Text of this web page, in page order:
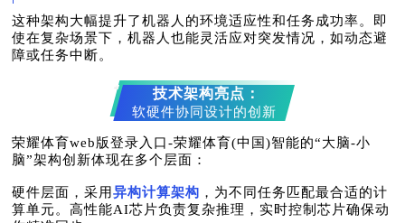
这种架构大幅提升了机器人的环境适应性和任务成功率。即
使在复杂场景下，机器人也能灵活应对突发情况，如动态避
障或任务中断。
技术架构亮点：
软硬件协同设计的创新
荣耀体育web版登录入口-荣耀体育(中国)智能的“大脑-小
脑”架构创新体现在多个层面：
硬件层面，采用异构计算架构 ，为不同任务匹配最合适的计
算单元。高性能AI芯片负责复杂推理，实时控制芯片确保动